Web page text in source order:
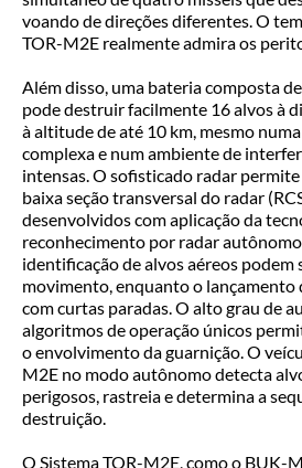
voando de direções diferentes. O
TOR-M2E realmente admira os
Além disso, uma bateria composta
pode destruir facilmente 16 alvos à
à altitude de até 10 km, mesmo
complexa e num ambiente de
intensas. O sofisticado radar
baixa seção transversal do radar
desenvolvidos com aplicação da
reconhecimento por radar
identificação de alvos aéreos podem
movimento, enquanto o lançamento
com curtas paradas. O alto grau de
algoritmos de operação únicos
o envolvimento da guarnição. O
M2E no modo autônomo detecta
perigosos, rastreia e determina a
destruição.
O Sistema TOR-M2E, como o BUK-